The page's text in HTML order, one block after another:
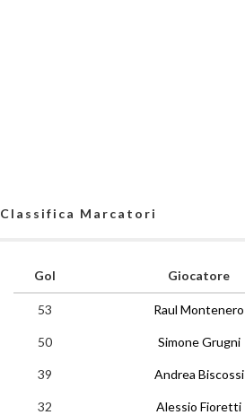
Classifica Marcatori
Gol Giocatore
53 Raul Montenero
50 Simone Grugni
39 Andrea Biscossi
32 Alessio Fioretti